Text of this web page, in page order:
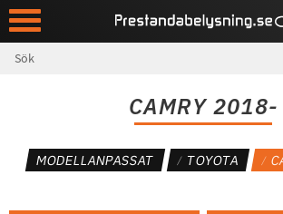
Meny
CAMRY 2018-
MODELLANPASSAT TOYOTA